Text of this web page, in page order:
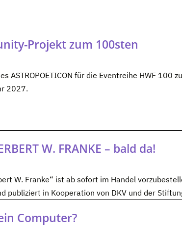
Projekt zum 100sten
ASTROPOETICON für die Eventreihe HWF 100
2027.
W. FRANKE – bald da!
W. Franke“ ist ab sofort im Handel
publiziert in Kooperation von DKV und der
Computer?